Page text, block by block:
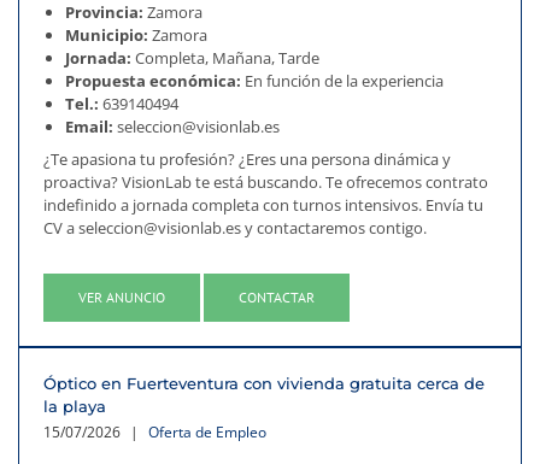
Provincia: Zamora
Municipio: Zamora
Jornada: Completa, Mañana, Tarde
Propuesta económica: En función de la experiencia
Tel.: 639140494
Email: seleccion@visionlab.es
¿Te apasiona tu profesión? ¿Eres una persona dinámica y
proactiva? VisionLab te está buscando. Te ofrecemos contrato
indefinido a jornada completa con turnos intensivos. Envía tu
CV a seleccion@visionlab.es y contactaremos contigo.
VER ANUNCIO CONTACTAR
Óptico en Fuerteventura con vivienda gratuita cerca de
la playa
15/07/2026 | Oferta de Empleo